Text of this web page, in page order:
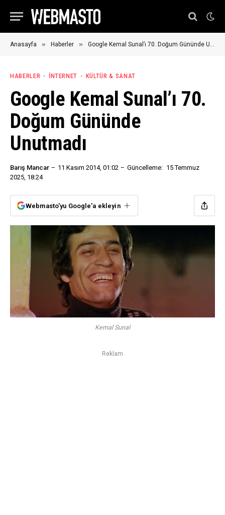
Anasayfa » Haberler » Google Kemal Sunal’ı 70. Doğum Gününde Unutmadı
HABERLER İNTERNET KÜLTÜR & SANAT
Google Kemal Sunal’ı 70.
Doğum Gününde
Unutmadı
Barış Mancar 11 Kasım 2014, 01:02 Güncelleme: 15 Temmuz
2025, 18:24
Webmasto'yu Google'a ekleyin
Kemal Sunal
Reklam